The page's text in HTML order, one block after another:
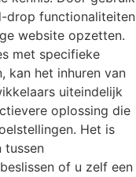
drop functionaliteiten
website opzetten.
met specifieke
kan het inhuren van
uiteindelijk
oplossing die
Het is
tussen
of u zelf een